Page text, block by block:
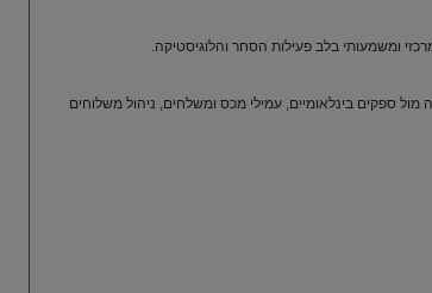
ומשמעותי בלב פעילות הסחר והלוגיסטיקה.
ספקים בינלאומיים, עמילי מכס ומשלחים, ניהול משלוחים